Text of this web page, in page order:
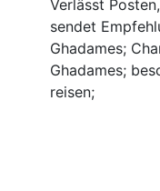
Verlässt
sendet
Ghadames;
Ghadames;
reisen;